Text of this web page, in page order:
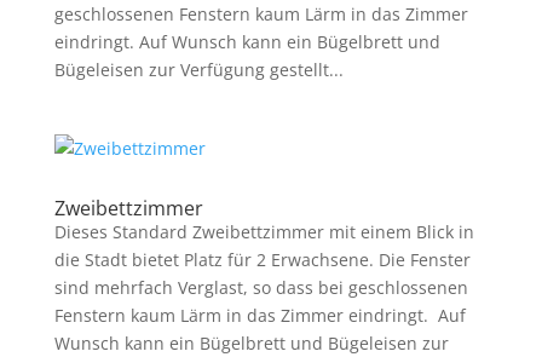
geschlossenen Fenstern kaum Lärm in das Zimmer
eindringt. Auf Wunsch kann ein Bügelbrett und
Bügeleisen zur Verfügung gestellt...
Zweibettzimmer
Dieses Standard Zweibettzimmer mit einem Blick in
die Stadt bietet Platz für 2 Erwachsene. Die Fenster
sind mehrfach Verglast, so dass bei geschlossenen
Fenstern kaum Lärm in das Zimmer eindringt. Auf
Wunsch kann ein Bügelbrett und Bügeleisen zur